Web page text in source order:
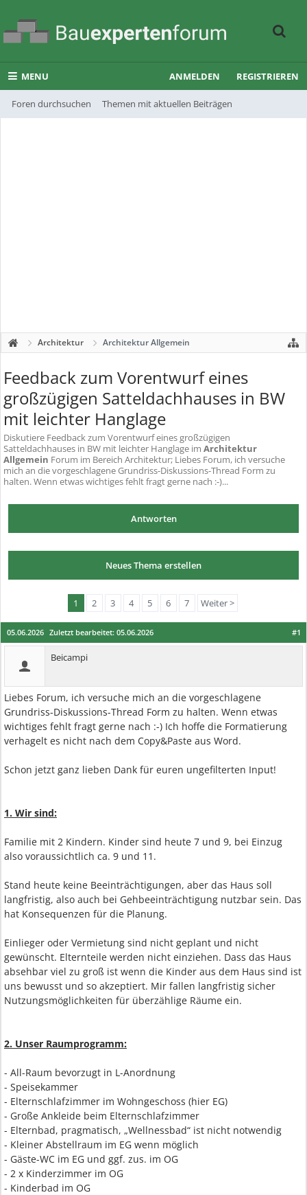
MENU
Foren durchsuchen Themen mit aktuellen Beiträgen
ANMELDEN REGISTRIEREN
Architektur Architektur Allgemein
Feedback zum Vorentwurf eines
großzügigen Satteldachhauses in BW
mit leichter Hanglage
Diskutiere Feedback zum Vorentwurf eines großzügigen
Satteldachhauses in BW mit leichter Hanglage im Architektur
Allgemein Forum im Bereich Architektur; Liebes Forum, ich versuche
mich an die vorgeschlagene Grundriss-Diskussions-Thread Form zu
halten. Wenn etwas wichtiges fehlt fragt gerne nach :-)...
Antworten
Neues Thema erstellen
1 2 3 4 5 6 7 Weiter >
#1
05.06.2026 Zuletzt bearbeitet: 05.06.2026
Beicampi
Liebes Forum, ich versuche mich an die vorgeschlagene
Grundriss-Diskussions-Thread Form zu halten. Wenn etwas
wichtiges fehlt fragt gerne nach :-) Ich hoffe die Formatierung
verhagelt es nicht nach dem Copy&Paste aus Word.
Schon jetzt ganz lieben Dank für euren ungefilterten Input!
1. Wir sind:
Familie mit 2 Kindern. Kinder sind heute 7 und 9, bei Einzug
also voraussichtlich ca. 9 und 11.
Stand heute keine Beeinträchtigungen, aber das Haus soll
langfristig, also auch bei Gehbeeinträchtigung nutzbar sein. Das
hat Konsequenzen für die Planung.
Einlieger oder Vermietung sind nicht geplant und nicht
gewünscht. Elternteile werden nicht einziehen. Dass das Haus
absehbar viel zu groß ist wenn die Kinder aus dem Haus sind ist
uns bewusst und so akzeptiert. Mir fallen langfristig sicher
Nutzungsmöglichkeiten für überzählige Räume ein.
2. Unser Raumprogramm:
- All-Raum bevorzugt in L-Anordnung
- Speisekammer
- Elternschlafzimmer im Wohngeschoss (hier EG)
- Große Ankleide beim Elternschlafzimmer
- Elternbad, pragmatisch, „Wellnessbad“ ist nicht notwendig
- Kleiner Abstellraum im EG wenn möglich
- Gäste-WC im EG und ggf. zus. im OG
- 2 x Kinderzimmer im OG
- Kinderbad im OG